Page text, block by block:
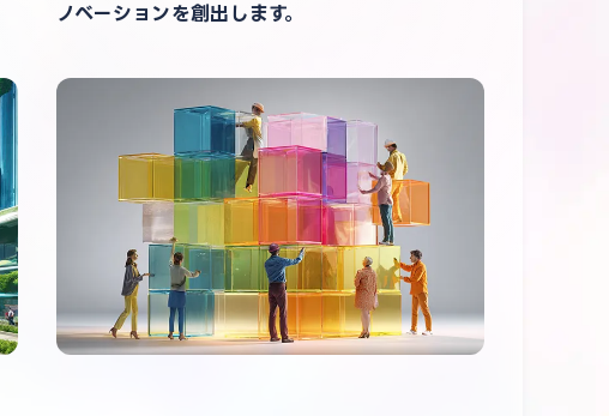
ノベーションを創出します。